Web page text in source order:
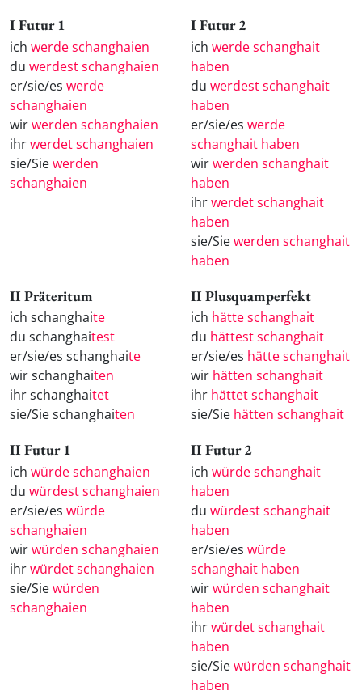
I Futur 1
ich werde schanghaien
du werdest schanghaien
er/sie/es werde
schanghaien
wirwerden schanghaien
ihrwerdet schanghaien
sie/Siewerden
schanghaien
I Futur 2
ich werde schanghait
haben
du werdest schanghait
haben
er/sie/es werde
schanghait haben
wirwerden schanghait
haben
ihrwerdet schanghait
haben
sie/Siewerden schanghait
haben
II Präteritum
ich schanghaite
du schanghaitest
er/sie/es schanghaite
wir schanghaiten
ihr schanghaitet
sie/Sie schanghaiten
II Plusquamperfekt
ich hätte schanghait
du hättest schanghait
er/sie/es hätte schanghait
wir hätten schanghait
ihr hättet schanghait
sie/Sie hätten schanghait
II Futur 1
ich würde schanghaien
du würdest schanghaien
er/sie/es würde
schanghaien
wirwürden schanghaien
ihrwürdet schanghaien
sie/Siewürden
schanghaien
II Futur 2
ich würde schanghait
haben
du würdest schanghait
haben
er/sie/es würde
schanghait haben
wirwürden schanghait
haben
ihrwürdet schanghait
haben
sie/Siewürden schanghait
haben